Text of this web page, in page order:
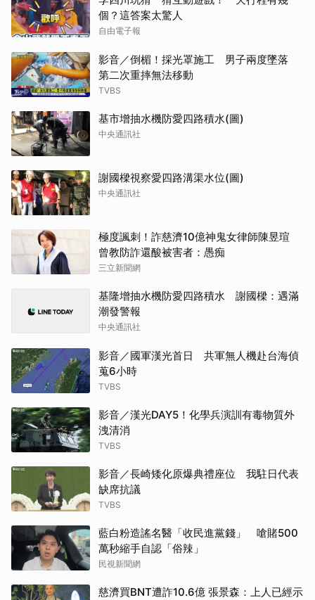
個？這答案太驚人
自由電子報
影音／倒楣！採光罩施工 男子兩度墜落
第二次重摔無法移動
TVBS
基市增抽水機防愛四路積水(圖)
中央通訊社
謝國樑視察愛四路溝渠水位(圖)
中央通訊社
極度諷刺！詐慈濟10億神鬼女律師陳昱瑄
曾教防詐還酸被害者：愚痴
三立新聞網
基隆增抽水機防愛四路積水 謝國樑：遇滿
潮發警報
中央通訊社
影音／國軍漢光首日 共軍無人機赴台海偵
蒐6小時
TVBS
影音／漢光DAY5！化學兵演訓有毒物質外
洩清消
TVBS
影音／長崎矮化原爆典禮座位 我駐日代表
缺席抗議
TVBS
藍白粉造謠名醫「收民進黨錢」 嗆賭500
萬秒縮手自認「俗辣」
民視新聞網
慈濟買BNT遭詐10.6億 張景森：上人已經示